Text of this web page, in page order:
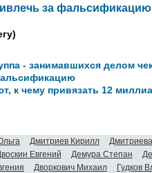
за фальсификацию
- занимавшихся делом
к чему привязать 12
Дмитриев Кирилл
Евгений Демура Степан
Дворкович Михаил Гудков